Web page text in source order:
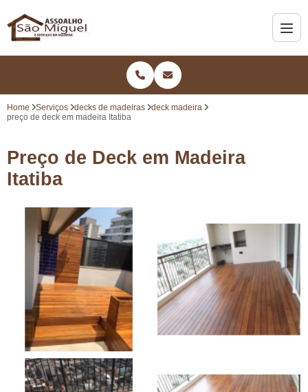
Home Serviços decks de madeiras
deck madeira
preço de deck em madeira Itatiba
Preço de Deck em Madeira
Itatiba